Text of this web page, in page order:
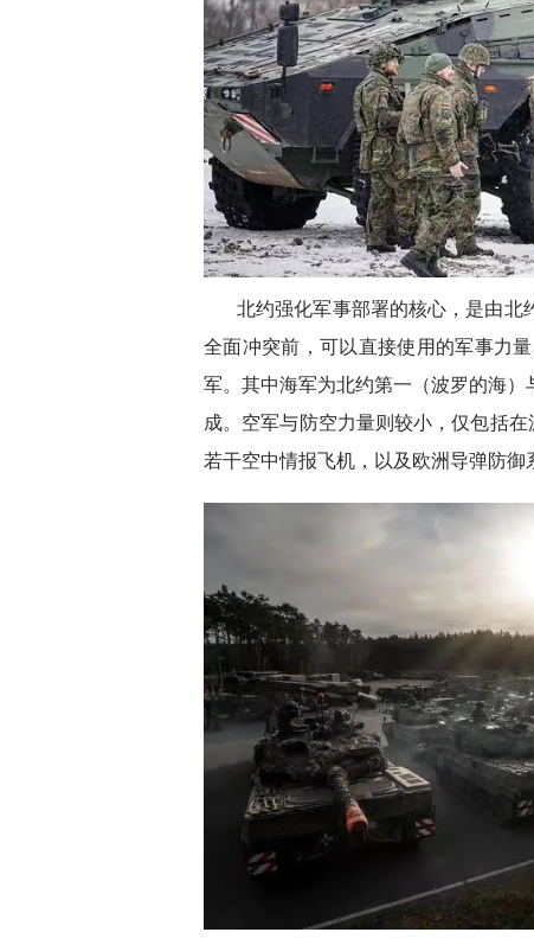
北约强化军事部署的核心，是由北
全面冲突前，可以直接使用的军事力
军。其中海军为北约第一（波罗的海
成。空军与防空力量则较小，仅包括
若干空中情报飞机，以及欧洲导弹防御